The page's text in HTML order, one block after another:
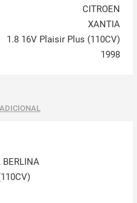
CITROEN
XANTIA
1.8 16V Plaisir Plus (110CV)
1998